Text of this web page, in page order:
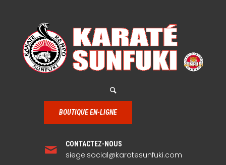
BOUTIQUE EN-LIGNE
CONTACTEZ-NOUS
siege.social@karatesunfuki.com